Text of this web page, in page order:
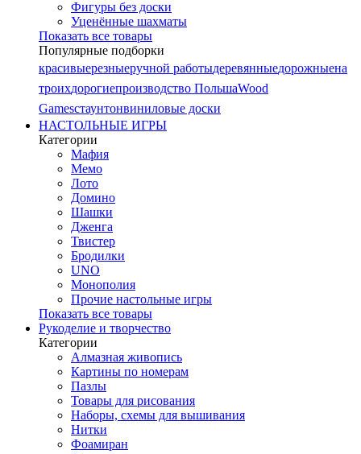
Фигуры без доски
Уценённые шахматы
Показать все товары
Популярные подборки
красивыерезныеручной работыдеревянныедорожныена
троихдорогиепроизводство ПольшаWood
Gamesстаунтонвиниловые доски
НАСТОЛЬНЫЕ ИГРЫ
Категории
Мафия
Мемо
Лото
Домино
Шашки
Дженга
Твистер
Бродилки
UNO
Монополия
Прочие настольные игры
Показать все товары
Рукоделие и творчество
Категории
Алмазная живопись
Картины по номерам
Пазлы
Товары для рисования
Наборы, схемы для вышивания
Нитки
Фоамиран